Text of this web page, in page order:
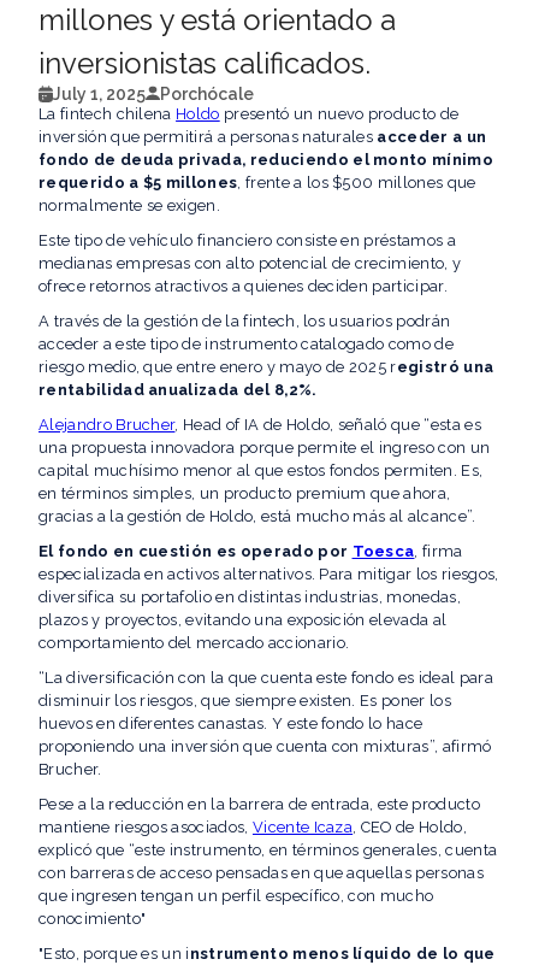
millones y está orientado a
inversionistas calificados.
July 1, 2025 Porchócale
La fintech chilena Holdo presentó un nuevo producto de
inversión que permitirá a personas naturales acceder a un
fondo de deuda privada, reduciendo el monto mínimo
requerido a $5 millones , frente a los $500 millones que
normalmente se exigen.
Este tipo de vehículo financiero consiste en préstamos a
medianas empresas con alto potencial de crecimiento, y
ofrece retornos atractivos a quienes deciden participar.
A través de la gestión de la fintech, los usuarios podrán
acceder a este tipo de instrumento catalogado como de
riesgo medio, que entre enero y mayo de 2025 registró una
rentabilidad anualizada del 8,2%.
Alejandro Brucher, Head of IA de Holdo, señaló que “esta es
una propuesta innovadora porque permite el ingreso con un
capital muchísimo menor al que estos fondos permiten. Es,
en términos simples, un producto premium que ahora,
gracias a la gestión de Holdo, está mucho más al alcance”.
El fondo en cuestión es operado por Toesca , firma
especializada en activos alternativos. Para mitigar los riesgos,
diversifica su portafolio en distintas industrias, monedas,
plazos y proyectos, evitando una exposición elevada al
comportamiento del mercado accionario.
“La diversificación con la que cuenta este fondo es ideal para
disminuir los riesgos, que siempre existen. Es poner los
huevos en diferentes canastas. Y este fondo lo hace
proponiendo una inversión que cuenta con mixturas”, afirmó
Brucher.
Pese a la reducción en la barrera de entrada, este producto
mantiene riesgos asociados, Vicente Icaza , CEO de Holdo,
explicó que “este instrumento, en términos generales, cuenta
con barreras de acceso pensadas en que aquellas personas
que ingresen tengan un perfil específico, con mucho
conocimiento"
"Esto, porque es un i nstrumento menos líquido de lo que